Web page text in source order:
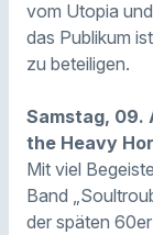
vom Utopia
das Publikum
zu beteiligen.
Samstag, 09.
the Heavy
Mit viel
Band
der späten